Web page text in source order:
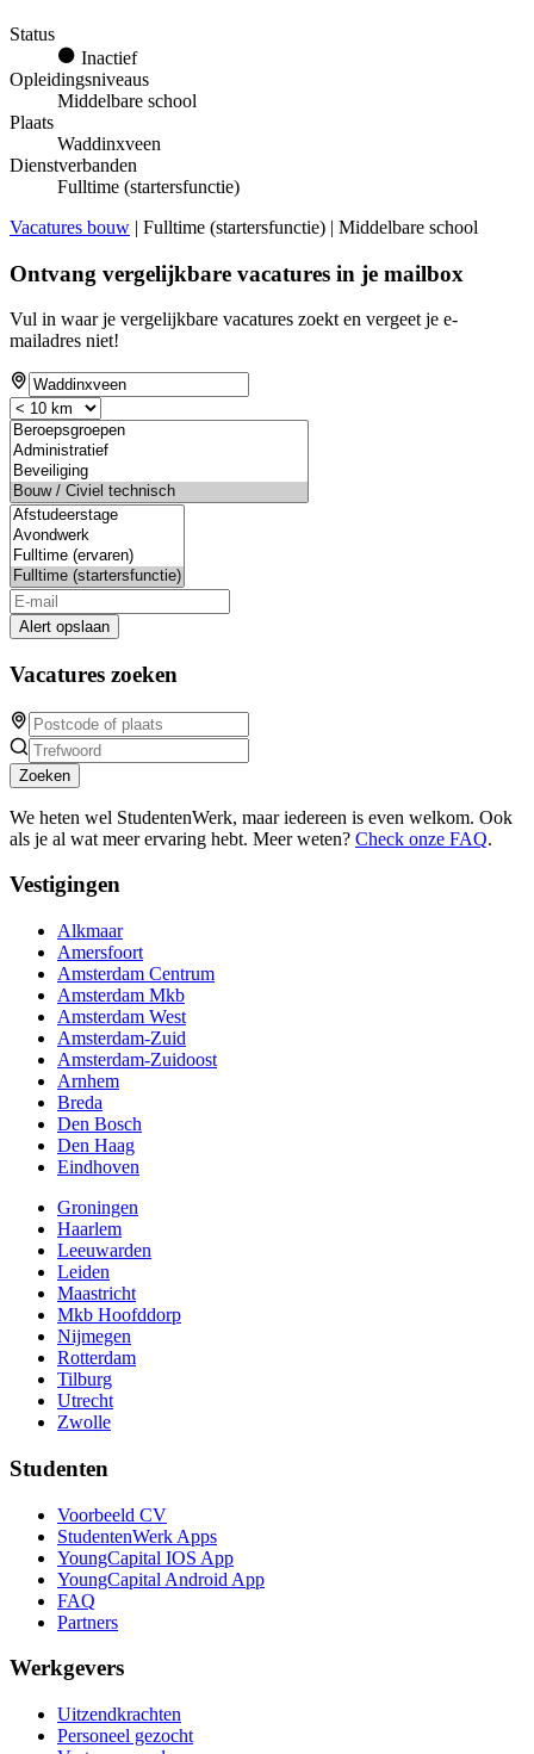
Status
Inactief
Opleidingsniveaus
Middelbare school
Plaats
Waddinxveen
Dienstverbanden
Fulltime (startersfunctie)
Vacatures bouw | Fulltime (startersfunctie) | Middelbare school
Ontvang vergelijkbare vacatures in je mailbox
Vul in waar je vergelijkbare vacatures zoekt en vergeet je e-
mailadres niet!
Alert opslaan
Vacatures zoeken
Zoeken
We heten wel StudentenWerk, maar iedereen is even welkom. Ook
als je al wat meer ervaring hebt. Meer weten? Check onze FAQ.
Vestigingen
Alkmaar
Amersfoort
Amsterdam Centrum
Amsterdam Mkb
Amsterdam West
Amsterdam-Zuid
Amsterdam-Zuidoost
Arnhem
Breda
Den Bosch
Den Haag
Eindhoven
Groningen
Haarlem
Leeuwarden
Leiden
Maastricht
Mkb Hoofddorp
Nijmegen
Rotterdam
Tilburg
Utrecht
Zwolle
Studenten
Voorbeeld CV
StudentenWerk Apps
YoungCapital IOS App
YoungCapital Android App
FAQ
Partners
Werkgevers
Uitzendkrachten
Personeel gezocht